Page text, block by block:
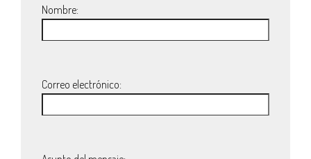
Nombre:
Correo electrónico: